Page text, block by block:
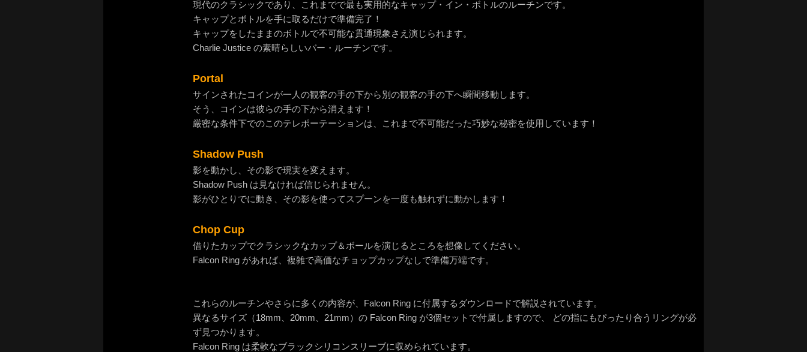
現代のクラシックであり、これまでで最も実用的なキャップ・イン・ボトルのルーチンです。
キャップとボトルを手に取るだけで準備完了！
キャップをしたままのボトルで不可能な貫通現象さえ演じられます。
Charlie Justice の素晴らしいバー・ルーチンです。
Portal
サインされたコインが一人の観客の手の下から別の観客の手の下へ瞬間移動します。
そう、コインは彼らの手の下から消えます！
厳密な条件下でのこのテレポーテーションは、これまで不可能だった巧妙な秘密を使用しています！
Shadow Push
影を動かし、その影で現実を変えます。
Shadow Push は見なければ信じられません。
影がひとりでに動き、その影を使ってスプーンを一度も触れずに動かします！
Chop Cup
借りたカップでクラシックなカップ＆ボールを演じるところを想像してください。
Falcon Ring があれば、複雑で高価なチョップカップなしで準備万端です。
これらのルーチンやさらに多くの内容が、Falcon Ring に付属するダウンロードで解説されています。
異なるサイズ（18mm、20mm、21mm）の Falcon Ring が3個セットで付属しますので、 どの指にもぴったり合うリングが必
ず見つかります。
Falcon Ring は柔軟なブラックシリコンスリーブに収められています。